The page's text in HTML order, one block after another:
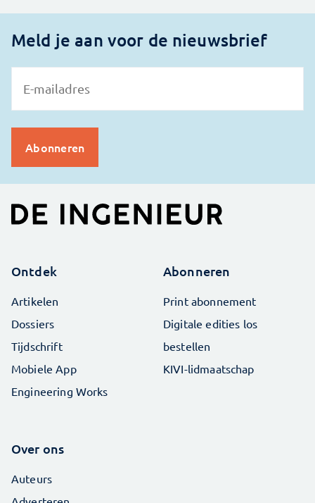
Meld je aan voor de nieuwsbrief
Ontdek
Artikelen
Dossiers
Tijdschrift
Mobiele App
Engineering Works
Abonneren
Print abonnement
Digitale edities los
bestellen
KIVI-lidmaatschap
Over ons
Auteurs